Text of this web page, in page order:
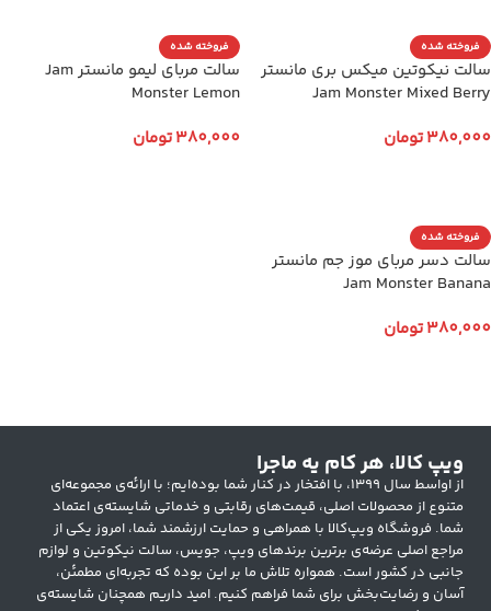
فروخته شده
سالت نیکوتین میکس بری مانستر
Jam Monster Mixed Berry
380,000تومان
فروخته شده
سالت مربای لیمو مانستر Jam
Monster Lemon
380,000تومان
فروخته شده
سالت دسر مربای موز جم مانستر
Jam Monster Banana
380,000تومان
ویپ کالا، هر کام یه ماجرا
از اواسط سال ۱۳۹۹، با افتخار در کنار شما بوده‌ایم؛ با ارائه‌ی مجموعه‌ای
متنوع از محصولات اصلی، قیمت‌های رقابتی و خدماتی شایسته‌ی اعتماد
شما. فروشگاه ویپ‌کالا با همراهی و حمایت ارزشمند شما، امروز یکی از
مراجع اصلی عرضه‌ی برترین برندهای ویپ، جویس، سالت نیکوتین و لوازم
جانبی در کشور است. همواره تلاش ما بر این بوده که تجربه‌ای مطمئن،
آسان و رضایت‌بخش برای شما فراهم کنیم. امید داریم همچنان شایسته‌ی